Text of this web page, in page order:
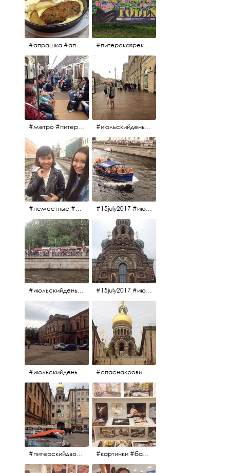
#апрашка #апраксиндвор #кафенаапрашке #куринаякотлетанасковороде #сковородка #кафедлясвоих #питерскаяреклама #todes #куколки #окраинапитера #фрунзенскийрайон
#метро #питерскоеметро #невскаялиния #июльскийдень2017 #15july2017 #невский
#неместные #июльскийдень2017 #15july2017 #июльскийдень2017 #катерок #bonfire
#июльскийдень2017 #15july2017 #15july2017 #июльскийдень2017 #спаснакрови
#июльскийдень2017 #15july2017 #спаснакрови #июльскийдень2017
#питерскийдвор #спаснакрови #июльскийдень2017 #картинки #балетпитера #янтарьроссиии